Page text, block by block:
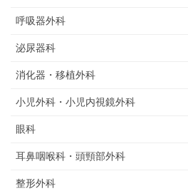
呼吸器外科
泌尿器科
消化器・移植外科
小児外科・小児内視鏡外科
眼科
耳鼻咽喉科・頭頸部外科
整形外科